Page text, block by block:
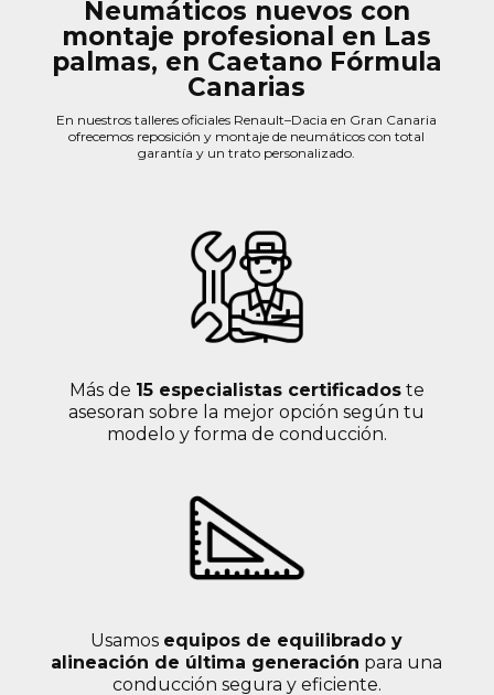
Neumáticos nuevos con
montaje profesional en Las
palmas, en Caetano Fórmula
Canarias
En nuestros talleres oficiales Renault–Dacia en Gran Canaria
ofrecemos reposición y montaje de neumáticos con total
garantía y un trato personalizado.
Más de 15 especialistas certificadoste
asesoran sobre la mejor opción según tu
modelo y forma de conducción.
Usamos equipos de equilibrado y
alineación de última generación para una
conducción segura y eficiente.